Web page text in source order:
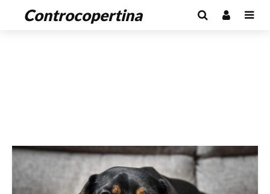
Controcopertina